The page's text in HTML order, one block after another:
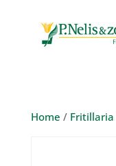
Home / Fritillaria